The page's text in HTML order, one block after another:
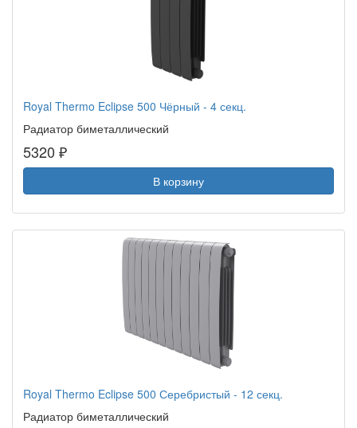
Royal Thermo Eclipse 500 Чёрный - 4 секц.
Радиатор биметаллический
5320 ₽
В корзину
Royal Thermo Eclipse 500 Серебристый - 12 секц.
Радиатор биметаллический